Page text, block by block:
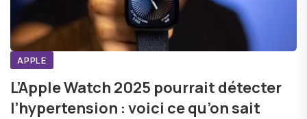
APPLE
L’Apple Watch 2025 pourrait détecter
l’hypertension : voici ce qu’on sait